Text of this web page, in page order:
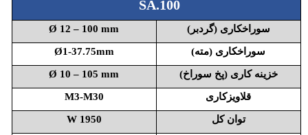
SA.100
سوراخکاری (گردبر) Ø 12 – 100 mm
سوراخکاری (مته) Ø1-37.75mm
خزینه کاری (پخ سوراخ) Ø 10 – 105 mm
قلاویزکاری M3-M30
توان کل 1950 W